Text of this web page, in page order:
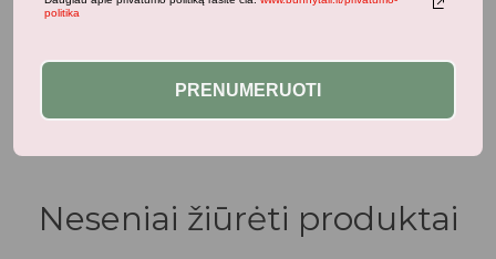
AY-Kasa paplūdimio krepšys
12,90€ 9,70€ su PVM
Neseniai žiūrėti produktai
politika
PRENUMERUOTI